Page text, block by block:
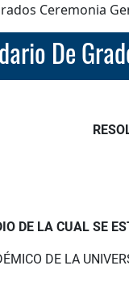
Ceremonia
De
DE LA CUAL SE
DE LA